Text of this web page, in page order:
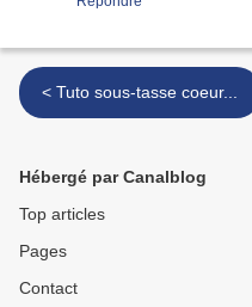
< Tuto sous-tasse coeur...
Hébergé par Canalblog
Top articles
Pages
Contact